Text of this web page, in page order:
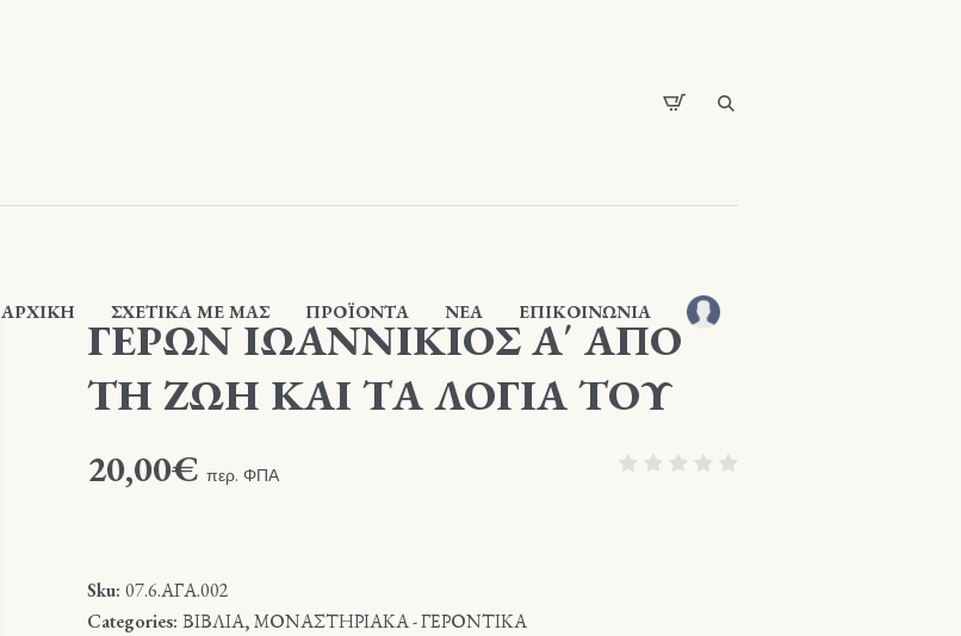
ΑΡΧΙΚΉ ΣΧΕΤΙΚΆ ΜΕ ΜΑΣ ΠΡΟΪΟΝΤΑ ΝΕΑ ΕΠΙΚΟΙΝΩΝΙΑ
ΓΕΡΩΝ ΙΩΑΝΝΙΚΙΟΣ Α΄ ΑΠΟ
ΤΗ ΖΩΗ ΚΑΙ ΤΑ ΛΟΓΙΑ ΤΟΥ
20,00€ περ. ΦΠΑ
Sku:07.6.ΑΓΑ.002
Categories:ΒΙΒΛΙΑ,ΜΟΝΑΣΤΗΡΙΑΚΑ - ΓΕΡΟΝΤΙΚΑ